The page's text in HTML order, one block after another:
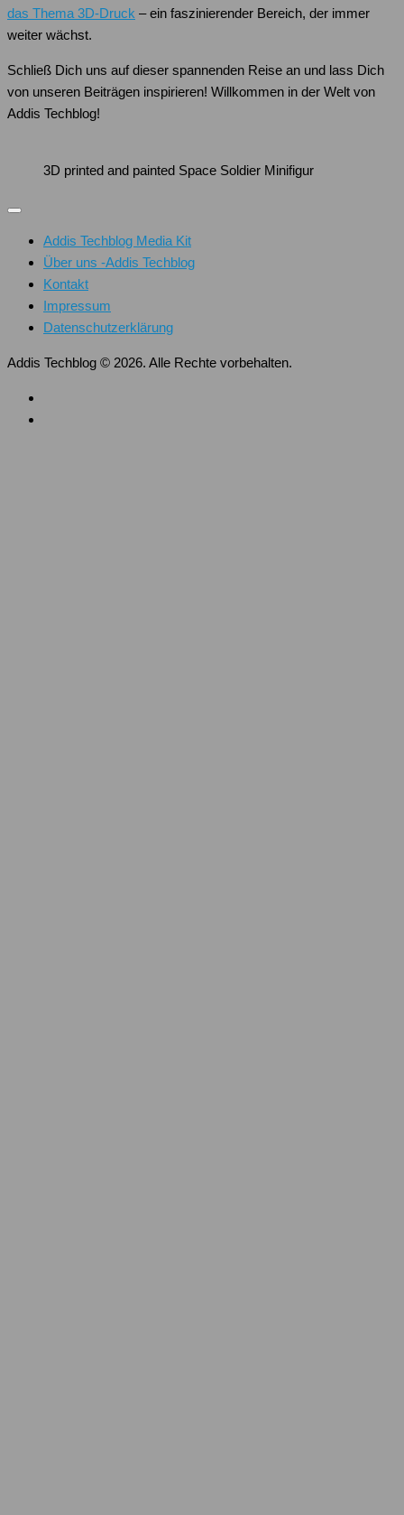
das Thema 3D-Druck – ein faszinierender Bereich, der immer
weiter wächst.
Schließ Dich uns auf dieser spannenden Reise an und lass Dich
von unseren Beiträgen inspirieren! Willkommen in der Welt von
Addis Techblog!
3D printed and painted Space Soldier Minifigur
Addis Techblog Media Kit
Über uns -Addis Techblog
Kontakt
Impressum
Datenschutzerklärung
Addis Techblog © 2026. Alle Rechte vorbehalten.